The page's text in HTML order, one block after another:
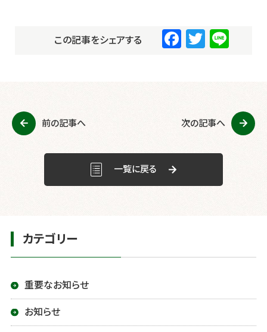
この記事をシェアする
F
b
o
o
T Li
前の記事へ 次の記事へ
一覧に戻る
カテゴリー
重要なお知らせ
お知らせ